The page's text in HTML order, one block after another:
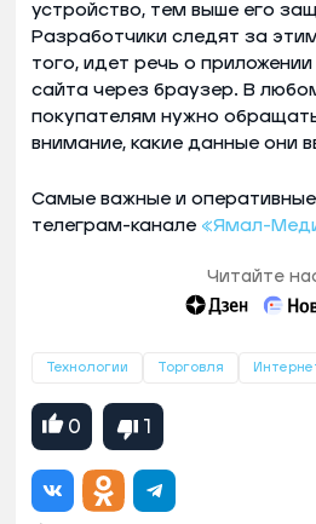
устройство, тем выше его
Разработчики следят за
того, идет речь о
сайта через браузер. В
покупателям нужно
внимание, какие данные они
Самые важные и
телеграм-канале «Ямал-
Читайте
Технологии Торговля
0 1